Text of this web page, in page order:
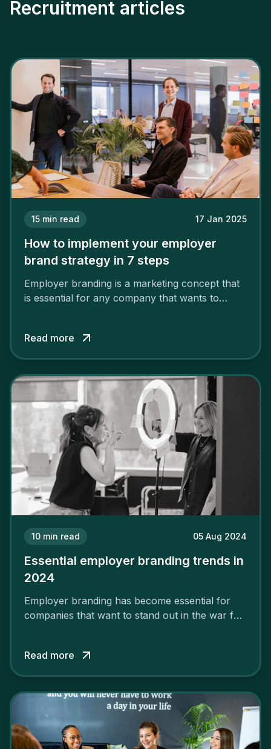
Recruitment articles
15 min read 17 Jan 2025
How to implement your employer
brand strategy in 7 steps
Employer branding is a marketing concept that
is essential for any company that wants to
solid and positive employer brand are clear, you
cannot simply wave a magic wand for it to be
Read more
10 min read 05 Aug 2024
Essential employer branding trends in
2024
Employer branding has become essential for
companies that want to stand out in the war for
attract the best profiles.
Read more